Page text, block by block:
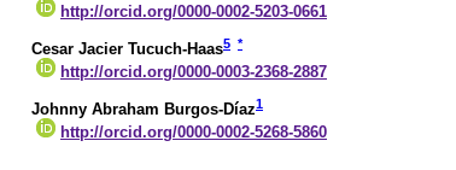
http://orcid.org/0000-0002-5203-0661
Cesar Jacier Tucuch-Haas5 *
http://orcid.org/0000-0003-2368-2887
Johnny Abraham Burgos-Díaz1
http://orcid.org/0000-0002-5268-5860